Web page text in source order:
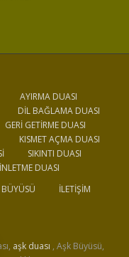
AYIRMA DUASI
DIL BAĞLAMA DUASI
GERI GETIRME DUASI
KISMET AÇMA DUASI
SIKINTI DUASI
DUASI
İLETIŞIM
aşk duası , Aşk Büyüsü,